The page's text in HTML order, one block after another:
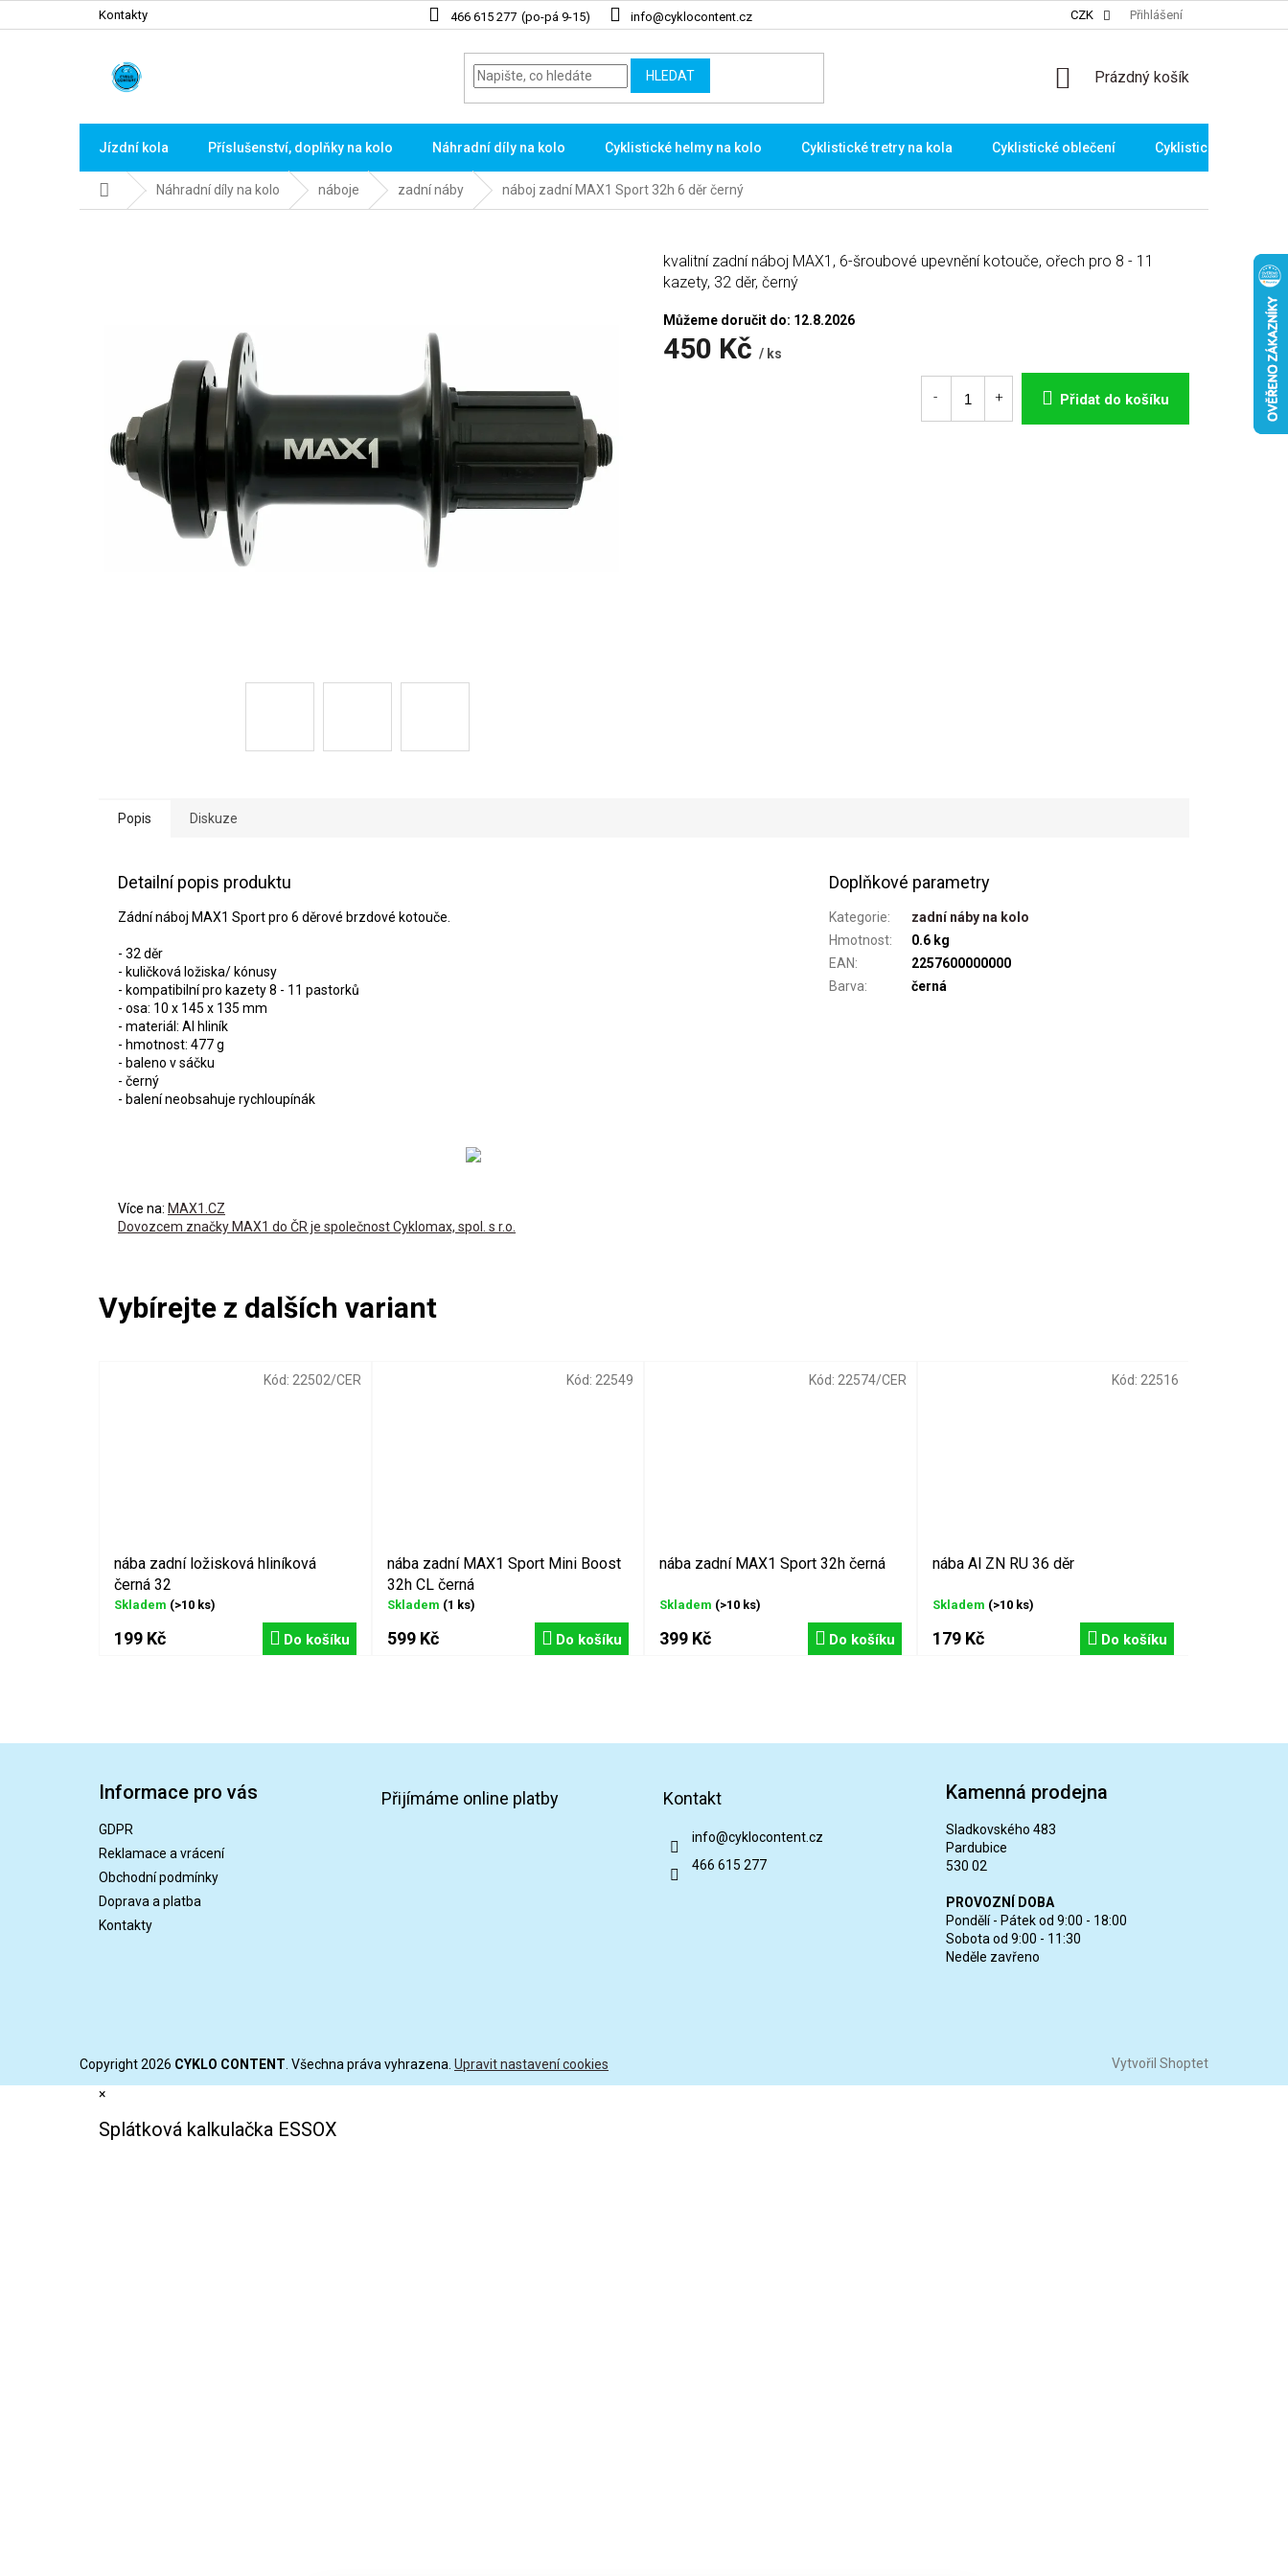
na
466 615 277 info@cyklocontent.cz
Kontakty CZK Přihlášení
HLEDAT
NÁKUPNÍ
Prázdný košík
Jízdní kola Příslušenství, doplňky na kolo Náhradní díly na kolo Cyklistické helmy na kolo Cyklistické tretry na kola Cyklistické oblečení Cyklistické brýle
Domů Náhradní díly na kolo náboje zadní náby náboj zadní MAX1 Sport 32h 6 děr černý
450 Kč / ks
Můžeme doručit do: 12.8.2026
Přidat do košíku
kvalitní zadní náboj MAX1, 6-šroubové upevnění kotouče, ořech pro 8 - 11
kazety, 32 děr, černý
Popis Diskuze
Detailní popis produktu
Zádní náboj MAX1 Sport pro 6 děrové brzdové kotouče.
- 32 děr
- kuličková ložiska/ kónusy
- kompatibilní pro kazety 8 - 11 pastorků
- osa: 10 x 145 x 135 mm
- materiál: Al hliník
- hmotnost: 477 g
- baleno v sáčku
- černý
- balení neobsahuje rychloupínák
Více na: MAX1.CZ
Dovozcem značky MAX1 do ČR je společnost Cyklomax, spol. s r.o.
Doplňkové parametry
Kategorie:
zadní náby na kolo
Hmotnost:
0.6 kg
EAN:
2257600000000
Barva: černá
nába zadní ložisková hliníková
černá 32
Skladem (>10 ks)
199 Kč Do košíku
Kód: 22502/CER
nába zadní MAX1 Sport Mini Boost
32h CL černá
Skladem (1 ks)
599 Kč Do košíku
Kód: 22549
nába zadní MAX1 Sport 32h černá
Skladem (>10 ks)
399 Kč Do košíku
Kód: 22574/CER
nába Al ZN RU 36 děr
Skladem (>10 ks)
179 Kč Do košíku
Kód: 22516
Informace pro vás
GDPR
Reklamace a vrácení
Obchodní podmínky
Doprava a platba
Kontakty
Přijímáme online platby Kontakt
info@cyklocontent.cz
466 615 277
Kamenná prodejna
Sladkovského 483
Pardubice
530 02
PROVOZNÍ DOBA
Pondělí - Pátek od 9:00 - 18:00
Sobota od 9:00 - 11:30
Neděle zavřeno
Vytvořil Shoptet
Copyright 2026 CYKLO CONTENT . Všechna práva vyhrazena. Upravit nastavení cookies
×
Splátková kalkulačka ESSOX